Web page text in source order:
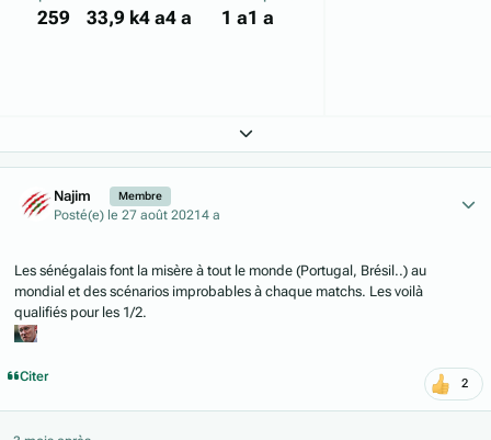
259 33,9 k4 a4 a 1 a1 a
Expand topic overview
Najim Membre
Posté(e) le 27 août 20214 a
Les sénégalais font la misère à tout le monde (Portugal, Brésil..) au
mondial et des scénarios improbables à chaque matchs. Les voilà
qualifiés pour les 1/2.
Citer 2